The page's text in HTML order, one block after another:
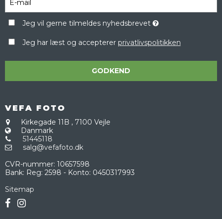
Jeg vil gerne tilmeldes nyhedsbrevet
Jeg har læst og accepterer privatlivspolitikken
GODKEND
VEFA FOTO
Kirkegade 11B , 7100 Vejle
Danmark
51445118
salg@vefafoto.dk
CVR-nummer: 10657598
Bank: Reg: 2598 - Konto: 0450317993
Sitemap